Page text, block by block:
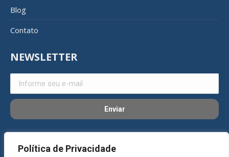
Política de Privacidade
Blog
Contato
NEWSLETTER
REDES SOCIAIS